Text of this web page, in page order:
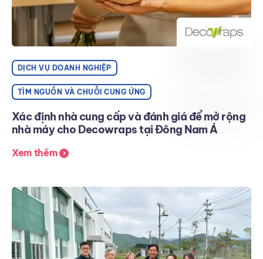
DỊCH VỤ DOANH NGHIỆP
TÌM NGUỒN VÀ CHUỖI CUNG ỨNG
Xác định nhà cung cấp và đánh giá để mở rộng
nhà máy cho Decowraps tại Đông Nam Á
Xem thêm